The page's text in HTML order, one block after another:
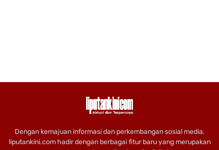
Dengan kemajuan informasi dan perkembangan sosial media,
liputankini.com hadir dengan berbagai fitur baru yang merupakan